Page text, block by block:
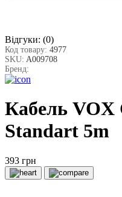
Відгуки: (0)
Код товару: 4977
SKU: A009708
Бренд:
Кабель VOX
Standart 5m
393 грн